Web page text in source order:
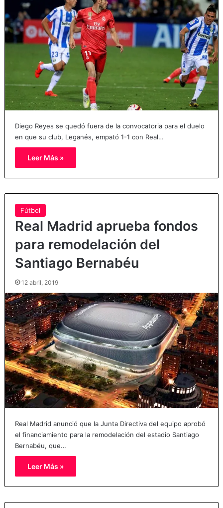
Diego Reyes se quedó fuera de la convocatoria para el duelo
en que su club, Leganés, empató 1-1 con Real…
Leer Más »
Fútbol
Real Madrid aprueba fondos
para remodelación del
Santiago Bernabéu
12 abril, 2019
Real Madrid anunció que la Junta Directiva del equipo aprobó
el financiamiento para la remodelación del estadio Santiago
Bernabéu, que…
Leer Más »